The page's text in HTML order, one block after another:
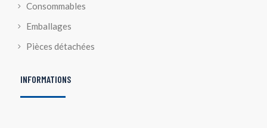
Consommables
Emballages
Pièces détachées
INFORMATIONS